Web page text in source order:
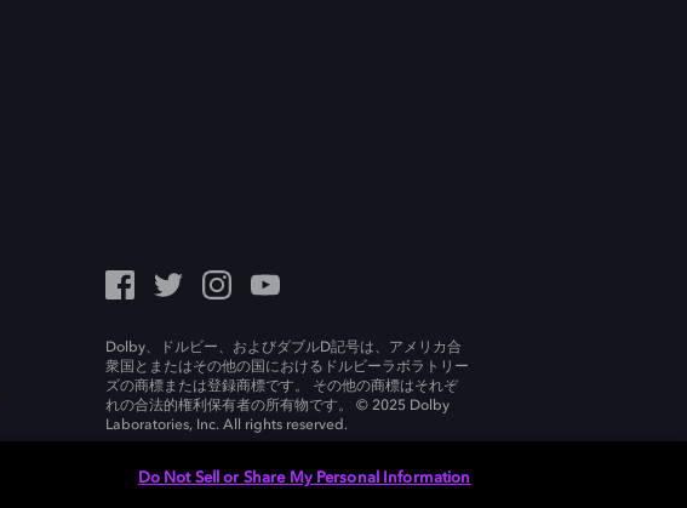
Dolby、ドルビー、およびダブルD記号は、アメリカ合
衆国とまたはその他の国におけるドルビーラボラトリー
ズの商標または登録商標です。 その他の商標はそれぞ
れの合法的権利保有者の所有物です。 © 2025 Dolby
Laboratories, Inc. All rights reserved.
Do Not Sell or Share My Personal Information